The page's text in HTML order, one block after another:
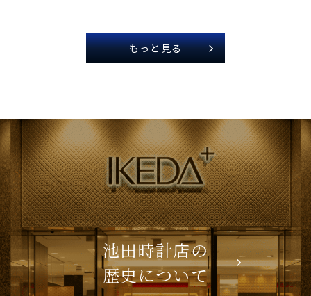
もっと見る
池田時計店の
歴史について